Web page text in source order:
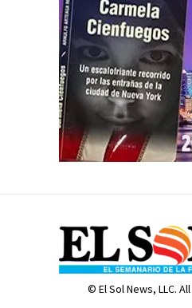
© El Sol News, LLC.